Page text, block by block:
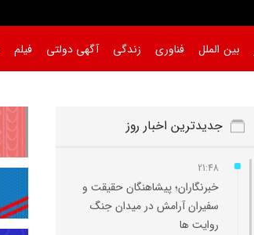
بین الملل فناوری زندگی آگهی دولتی فیلم
جدیدترین اخبار روز
21:48
خبرنگاران؛ پیشاهنگان حقیقت و
سفیران آرامش در میدان جنگ
روایت‌ ها